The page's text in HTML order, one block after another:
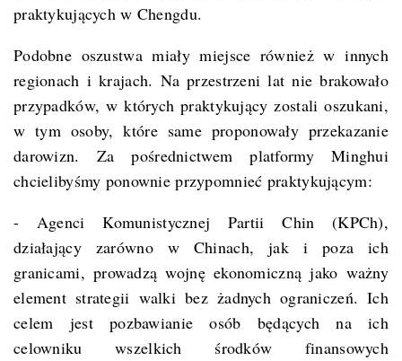
praktykujących w Chengdu.
Podobne oszustwa miały miejsce również w innych
regionach i krajach. Na przestrzeni lat nie brakowało
przypadków, w których praktykujący zostali oszukani,
w tym osoby, które same proponowały przekazanie
darowizn. Za pośrednictwem platformy Minghui
chcielibyśmy ponownie przypomnieć praktykującym:
- Agenci Komunistycznej Partii Chin (KPCh),
działający zarówno w Chinach, jak i poza ich
granicami, prowadzą wojnę ekonomiczną jako ważny
element strategii walki bez żadnych ograniczeń. Ich
celem jest pozbawianie osób będących na ich
celowniku wszelkich środków finansowych